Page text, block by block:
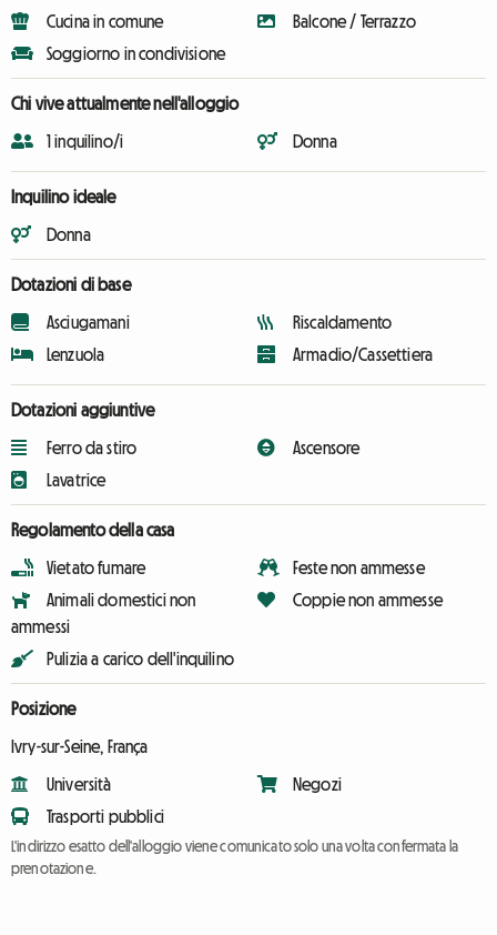
Cucina in comune
Soggiorno in condivisione
Balcone / Terrazzo
Chi vive attualmente nell'alloggio
1 inquilino/i Donna
Inquilino ideale
Donna
Dotazioni di base
Asciugamani
Lenzuola
Riscaldamento
Armadio/Cassettiera
Dotazioni aggiuntive
Ferro da stiro
Lavatrice
Ascensore
Regolamento della casa
Vietato fumare
Animali domestici non
ammessi
Pulizia a carico dell'inquilino
Feste non ammesse
Coppie non ammesse
Posizione
Ivry-sur-Seine, França
Università
Trasporti pubblici
Negozi
L'indirizzo esatto dell'alloggio viene comunicato solo una volta confermata la
prenotazione.